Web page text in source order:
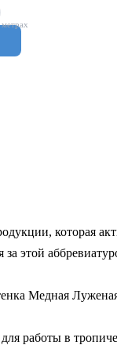
которая
этой
работы в